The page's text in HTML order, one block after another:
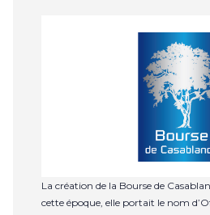
La création de la Bourse de
cette époque, elle portait le nom